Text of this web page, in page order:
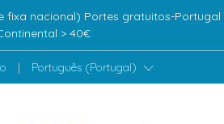
fixa nacional) Portes gratuitos-Portugal
> 40€
| Português (Portugal)